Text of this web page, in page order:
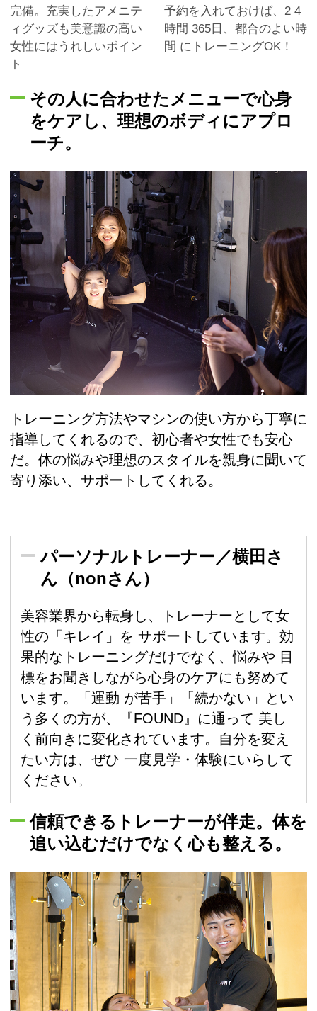
完備。充実したアメニテ
ィグッズも美意識の高い
女性にはうれしいポイン
ト
予約を入れておけば、2 4
時間 365日、都合のよい時
間 にトレーニングOK！
その人に合わせたメニューで心身
をケアし、理想のボディにアプロ
ーチ。
トレーニング方法やマシンの使い方から丁寧に
指導してくれるので、初心者や女性でも安心
だ。体の悩みや理想のスタイルを親身に聞いて
寄り添い、サポートしてくれる。
パーソナルトレーナー／横田さ
ん（nonさん）
美容業界から転身し、トレーナーとして女
性の「キレイ」を サポートしています。効
果的なトレーニングだけでなく、悩みや 目
標をお聞きしながら心身のケアにも努めて
います。「運動 が苦手」「続かない」とい
う多くの方が、『FOUND』に通って 美し
く前向きに変化されています。自分を変え
たい方は、ぜひ 一度見学・体験にいらして
ください。
信頼できるトレーナーが伴走。体を
追い込むだけでなく心も整える。